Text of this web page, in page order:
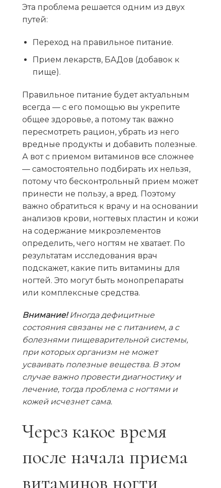
Эта проблема решается одним из двух
путей:
Переход на правильное питание.
Прием лекарств, БАДов (добавок к
пище).
Правильное питание будет актуальным
всегда — с его помощью вы укрепите
общее здоровье, а потому так важно
пересмотреть рацион, убрать из него
вредные продукты и добавить полезные.
А вот с приемом витаминов все сложнее
— самостоятельно подбирать их нельзя,
потому что бесконтрольный прием может
принести не пользу, а вред. Поэтому
важно обратиться к врачу и на основании
анализов крови, ногтевых пластин и кожи
на содержание микроэлементов
определить, чего ногтям не хватает. По
результатам исследования врач
подскажет, какие пить витамины для
ногтей. Это могут быть монопрепараты
или комплексные средства.
Внимание!Иногда дефицитные
состояния связаны не с питанием, а с
болезнями пищеварительной системы,
при которых организм не может
усваивать полезные вещества. В этом
случае важно провести диагностику и
лечение, тогда проблема с ногтями и
кожей исчезнет сама.
Через какое время
после начала приема
витаминов ногти